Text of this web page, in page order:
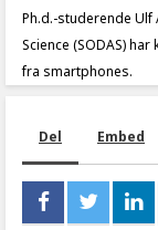
Ph.d.-studerende Ulf
Science (SODAS)
fra smartphones.
Del Embed